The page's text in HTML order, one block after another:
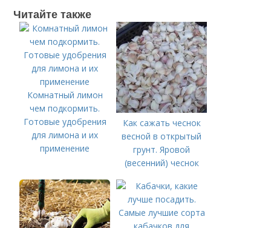
Читайте также
Комнатный лимон
чем подкормить.
Готовые удобрения
для лимона и их
применение
Как сажать чеснок
весной в открытый
грунт. Яровой
(весенний) чеснок